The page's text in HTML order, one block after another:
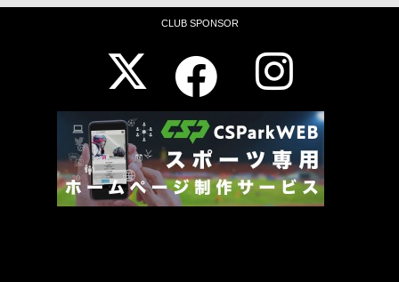
CLUB SPONSOR